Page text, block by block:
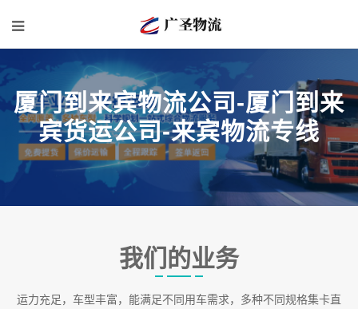
厦门到来宾物流公司-厦门到来
宾货运公司-来宾物流专线
我们的业务
运力充足，车型丰富，能满足不同用车需求，多种不同规格集卡直